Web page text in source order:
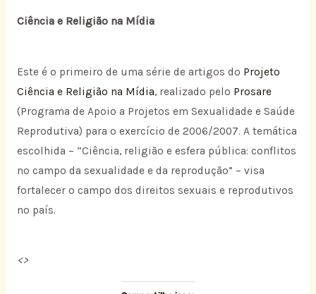
Ciência e Religião na Mídia
Este é o primeiro de uma série de artigos do Projeto
Ciência e Religião na Mídia, realizado pelo Prosare
(Programa de Apoio a Projetos em Sexualidade e Saúde
Reprodutiva) para o exercício de 2006/2007. A temática
escolhida – “Ciência, religião e esfera pública: conflitos
no campo da sexualidade e da reprodução” – visa
fortalecer o campo dos direitos sexuais e reprodutivos
no país.
<>